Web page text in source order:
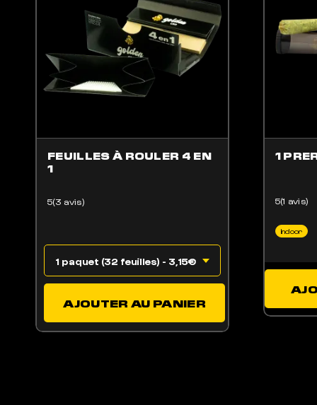
AJOUTER AU PANIER
FEUILLES À ROULER 4 EN
1
5(3 avis)
1
Indoor
5(1 avis)